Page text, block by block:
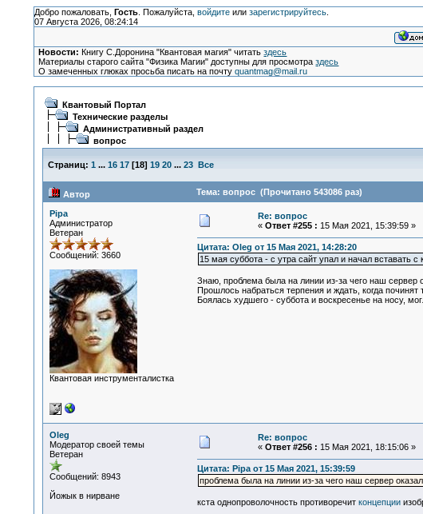
Добро пожаловать, Гость. Пожалуйста, войдитеили зарегистрируйтесь.
07 Августа 2026, 08:24:14
Новости: Книгу С.Доронина "Квантовая магия" читатьздесь
Материалы старого сайта "Физика Магии" доступны для просмотраздесь
О замеченных глюках просьба писать на почтуquantmag@mail.ru
Квантовый Портал
Технические разделы
Административный раздел
вопрос
Страниц: 1 ... 16 17[18] 19 20 ... 23 Все
Автор Тема: вопрос (Прочитано 543086 раз)
Pipa
Администратор
Ветеран
Сообщений: 3660
Квантовая инструменталистка
Re: вопрос
« Ответ #255 : 15 Мая 2021, 15:39:59 »
Цитата: Oleg от 15 Мая 2021, 14:28:20
15 мая суббота - с утра сайт упал и начал вставать
Знаю, проблема была на линии из-за чего наш сервер
Прошлось набраться терпения и ждать, когда
Боялась худшего - суббота и воскресенье на носу,
Oleg
Модератор своей темы
Ветеран
Сообщений: 8943
Йожык в нирване
Re: вопрос
« Ответ #256 : 15 Мая 2021, 18:15:06 »
Цитата: Pipa от 15 Мая 2021, 15:39:59
проблема была на линии из-за чего наш сервер
кста однопроволочность противоречит концепции